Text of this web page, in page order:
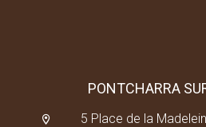
PONTCHARRA
5 Place de la